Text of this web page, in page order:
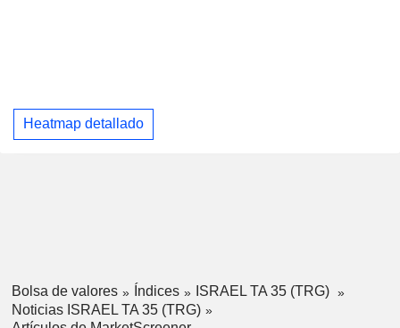
Heatmap detallado
Bolsa de valores Índices
ISRAEL TA 35 (TRG)
Noticias ISRAEL TA 35 (TRG)